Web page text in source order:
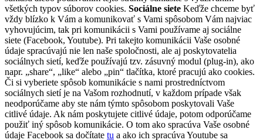
všetkých typov súborov cookies. Sociálne siete Keďže chceme byť
vždy blízko k Vám a komunikovať s Vami spôsobom Vám najviac
vyhovujúcim, tak pri komunikácii s Vami používame aj sociálne
siete (Facebook, Youtube). Pri takejto komunikácii Vaše osobné
údaje spracúvajú nie len naše spoločnosti, ale aj poskytovatelia
sociálnych sietí, keďže používajú tzv. zásuvný modul (plug-in), ako
napr. „share“, „like“ alebo „pin“ tlačítka, ktoré pracujú ako cookies.
Či si vyberiete spôsob komunikácie s nami prostredníctvom
sociálnych sietí je na Vašom rozhodnutí, v každom prípade však
neodporúčame aby ste nám týmto spôsobom poskytovali Vaše
citlivé údaje. Ak nám poskytujete citlivé údaje, potom odporúčame
použiť iný spôsob komunikácie. O tom ako spracúva Vaše osobné
údaje Facebook sa dočítate tu a ako ich spracúva Youtube sa